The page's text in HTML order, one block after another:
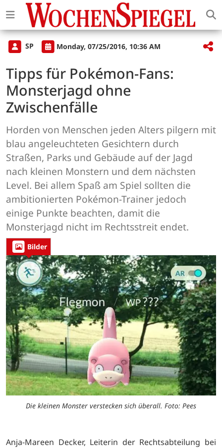
SP Monday, 07/25/2016, 10:36 AM
Tipps für Pokémon-Fans:
Monsterjagd ohne
Zwischenfälle
Horden von Menschen jeden Alters pilgern mit
blau angeleuchteten Gesichtern durch
Straßen, Parks und Gebäude auf der Jagd
nach kleinen Monstern und dem nächsten
Level. Bei allem Spaß am Spiel sollten die
ambitionierten Pokémon-Trainer jedoch
einige Punkte beachten, damit die
Monsterjagd nicht im Rechtsstreit endet.
Bilder
Die kleinen Monster verstecken sich überall. Foto: Pees
Anja-Mareen Decker, Leiterin der Rechtsabteilung bei